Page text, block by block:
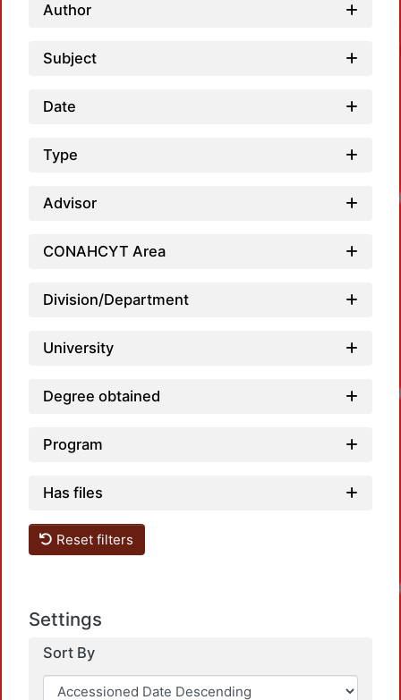
Author
Subject
Date
Type
Advisor
CONAHCYT Area
Division/Department
University
Degree obtained
Program
Has files
Reset filters
Settings
Sort By